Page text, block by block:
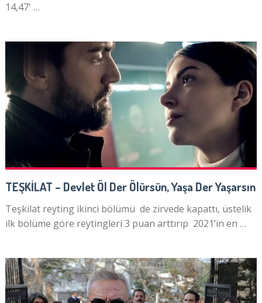
14,47' …
TEŞKİLAT – Devlet Öl Der Ölürsün, Yaşa Der Yaşarsın
Teşkilat reyting ikinci bölümü de zirvede kapattı, üstelik
ilk bölüme göre reytingleri 3 puan arttırıp 2021’in en …